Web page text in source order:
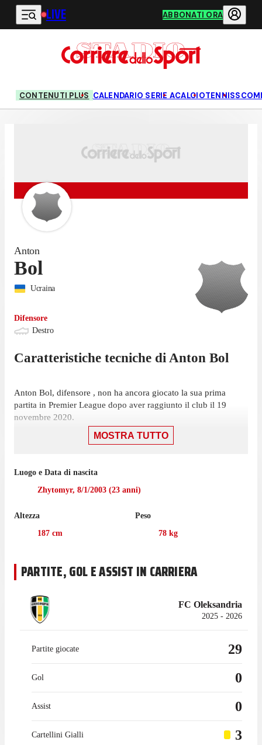
Vai al contenuto principale
LIVE ABBONATI ORA
CONTENUTI PLUS CALENDARIO SERIE ACALCIOTENNIS
Anton
Bol
Ucraina
Difensore
Destro
Caratteristiche tecniche di Anton Bol
Anton Bol, difensore , non ha ancora giocato la sua prima
partita in Premier League dopo aver raggiunto il club il 19
novembre 2020.
MOSTRA TUTTO
Luogo e Data di nascita
Zhytomyr, 8/1/2003 (23 anni)
Altezza
187 cm
Peso
78 kg
PARTITE, GOL E ASSIST IN CARRIERA
FC Oleksandria
2025 - 2026
Partite giocate 29
Gol 0
Assist 0
Cartellini Gialli 3